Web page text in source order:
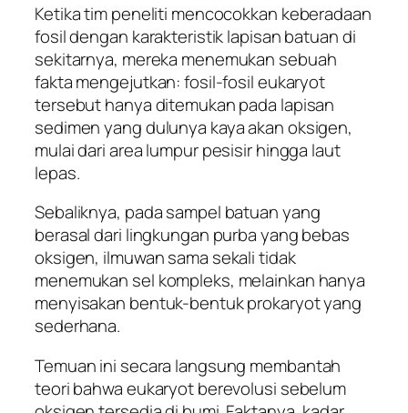
Ketika tim peneliti mencocokkan keberadaan
fosil dengan karakteristik lapisan batuan di
sekitarnya, mereka menemukan sebuah
fakta mengejutkan: fosil-fosil eukaryot
tersebut hanya ditemukan pada lapisan
sedimen yang dulunya kaya akan oksigen,
mulai dari area lumpur pesisir hingga laut
lepas.
Sebaliknya, pada sampel batuan yang
berasal dari lingkungan purba yang bebas
oksigen, ilmuwan sama sekali tidak
menemukan sel kompleks, melainkan hanya
menyisakan bentuk-bentuk prokaryot yang
sederhana.
Temuan ini secara langsung membantah
teori bahwa eukaryot berevolusi sebelum